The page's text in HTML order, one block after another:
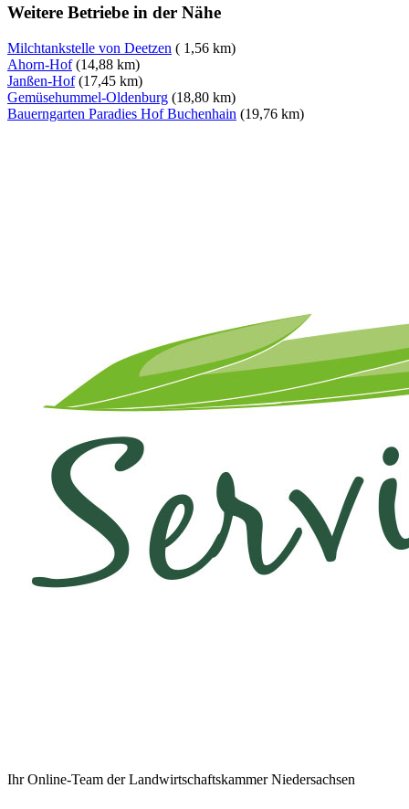
Weitere Betriebe in der Nähe
Milchtankstelle von Deetzen ( 1,56 km)
Ahorn-Hof(14,88 km)
Janßen-Hof(17,45 km)
Gemüsehummel-Oldenburg (18,80 km)
Bauerngarten Paradies Hof Buchenhain (19,76 km)
Ihr Online-Team der Landwirtschaftskammer Niedersachsen